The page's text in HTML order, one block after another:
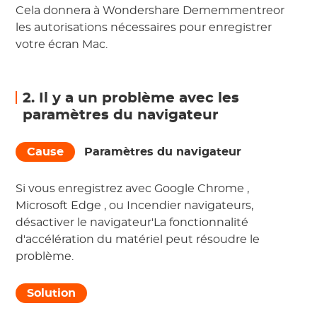
Cela donnera à Wondershare Dememmentreor
les autorisations nécessaires pour enregistrer
votre écran Mac.
2. Il y a un problème avec les
paramètres du navigateur
Cause Paramètres du navigateur
Si vous enregistrez avecGoogle Chrome ,
Microsoft Edge , ou Incendier navigateurs,
désactiver le navigateur'La fonctionnalité
d'accélération du matériel peut résoudre le
problème.
Solution